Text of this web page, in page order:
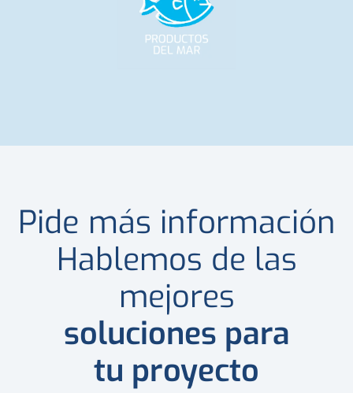
Pide más información
Hablemos de las
mejores
soluciones para
tu proyecto